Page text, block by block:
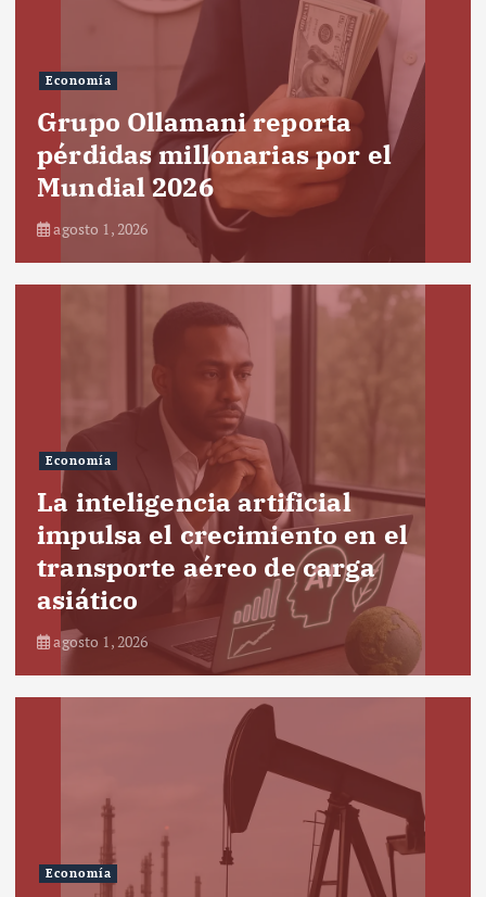
Economía
Grupo Ollamani reporta
pérdidas millonarias por el
Mundial 2026
agosto 1, 2026
Economía
La inteligencia artificial
impulsa el crecimiento en el
transporte aéreo de carga
asiático
agosto 1, 2026
Economía